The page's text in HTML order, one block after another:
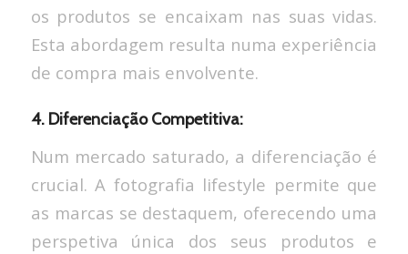
os produtos se encaixam nas suas vidas.
Esta abordagem resulta numa experiência
de compra mais envolvente.
4. Diferenciação Competitiva:
Num mercado saturado, a diferenciação é
crucial. A fotografia lifestyle permite que
as marcas se destaquem, oferecendo uma
perspetiva única dos seus produtos e